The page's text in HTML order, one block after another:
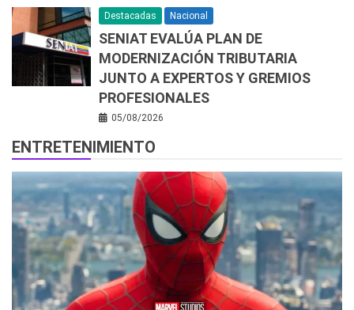
Destacadas Nacional
SENIAT EVALÚA PLAN DE
MODERNIZACIÓN TRIBUTARIA
JUNTO A EXPERTOS Y GREMIOS
PROFESIONALES
05/08/2026
ENTRETENIMIENTO